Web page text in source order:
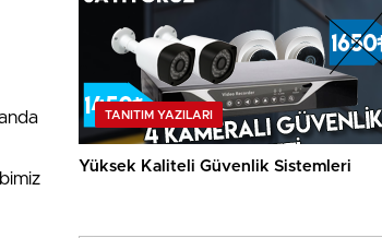
TANITIM YAZILARI
Yüksek Kaliteli Güvenlik Sistemleri